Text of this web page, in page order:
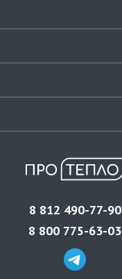
8 812 490-77-90
8 800 775-63-03